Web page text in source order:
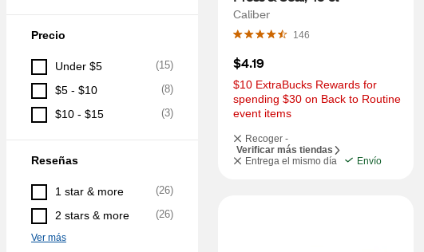
Precio
Under $5 (15)
$5 - $10 (8)
$10 - $15 (3)
Reseñas
1 star & more (26)
2 stars & more (26)
Ver más
Caliber
146
$4.19
$10 ExtraBucks Rewards for
spending $30 on Back to Routine
event items
Recoger -
Verificar más tiendas
Entrega el mismo día
Envío